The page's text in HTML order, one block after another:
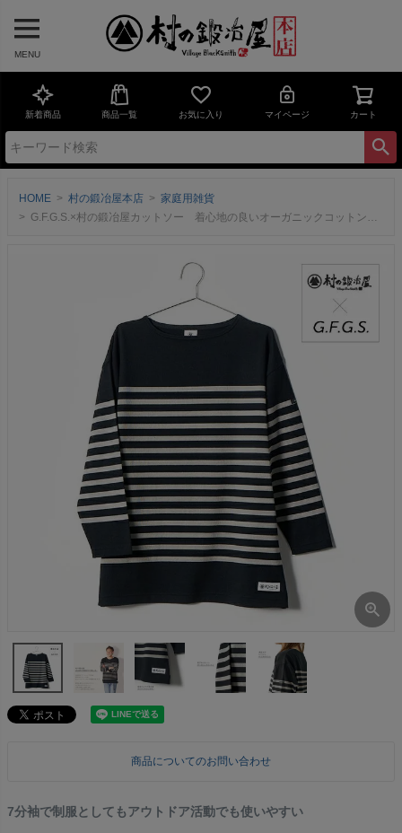
MENU
新着商品 商品一覧 お気に入り マイページ カート
HOME 村の鍛冶屋本店
家庭用雑貨
G.F.G.S.×村の鍛冶屋カットソー 着心地の良いオーガニックコットン 【頑張って送料無料！】
商品についてのお問い合わせ
7分袖で制服としてもアウトドア活動でも使いやすい